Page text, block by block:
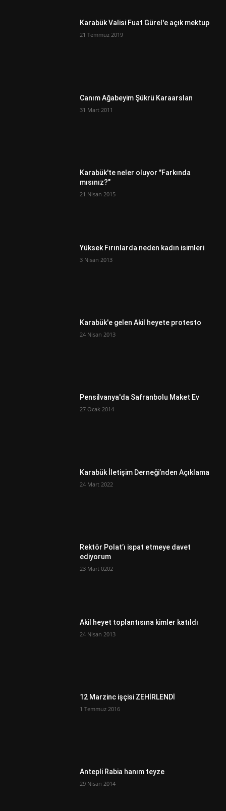
Karabük Valisi Fuat Gürel'e açık mektup
21 Temmuz 2019
Canım Ağabeyim Şükrü Karaarslan
31 Mart 2011
Karabük'te neler oluyor "Farkında
mısınız?"
21 Nisan 2015
Yüksek Fırınlarda neden kadın isimleri
3 Nisan 2013
Karabük'e gelen Akil heyete protesto
24 Nisan 2013
Pensilvanya'da Safranbolu Maket Ev
27 Ocak 2014
Karabük İletişim Derneği’nden Açıklama
24 Mart 2022
Rektör Polat’ı ispat etmeye davet
ediyorum
23 Mart 0202
Akil heyet toplantısına kimler katıldı
24 Nisan 2013
12 Marzinc işçisi ZEHİRLENDİ
1 Temmuz 2016
Antepli Rabia hanım teyze
29 Nisan 2014